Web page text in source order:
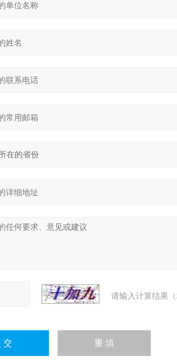
请输入计算结果